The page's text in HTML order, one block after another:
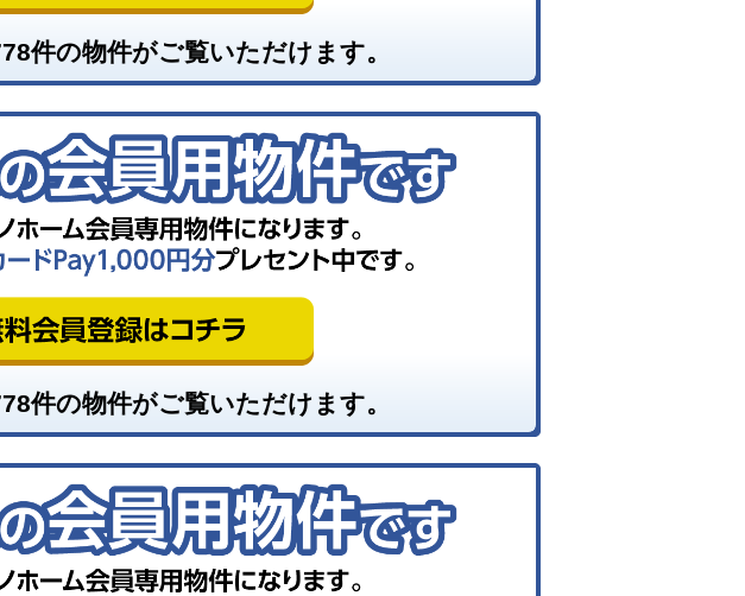
件の物件がご覧いただけます。
件の物件がご覧いただけます。